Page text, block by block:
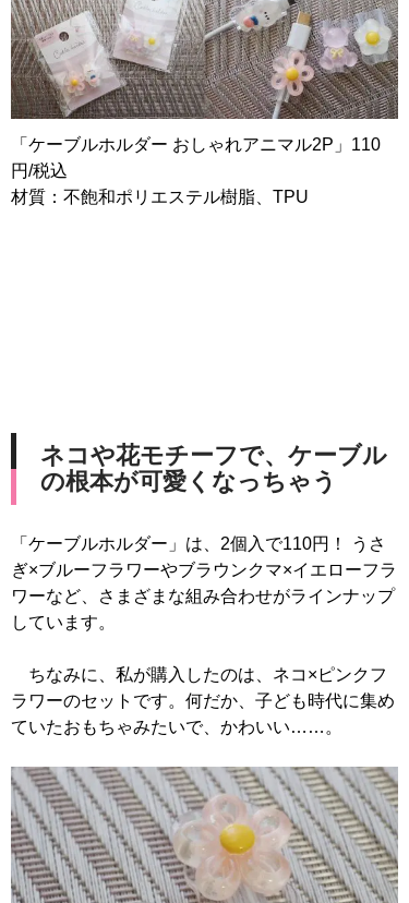
「ケーブルホルダー おしゃれアニマル2P」110
円/税込
材質：不飽和ポリエステル樹脂、TPU
ネコや花モチーフで、ケーブル
の根本が可愛くなっちゃう
「ケーブルホルダー」は、2個入で110円！ うさ
ぎ×ブルーフラワーやブラウンクマ×イエローフラ
ワーなど、さまざまな組み合わせがラインナップ
しています。
ちなみに、私が購入したのは、ネコ×ピンクフ
ラワーのセットです。何だか、子ども時代に集め
ていたおもちゃみたいで、かわいい……。